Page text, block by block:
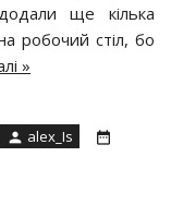
ще кілька
робочий стіл, бо
»
alex_Is